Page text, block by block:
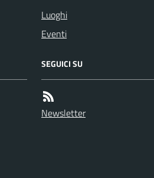
Luoghi
Eventi
SEGUICI SU
Newsletter